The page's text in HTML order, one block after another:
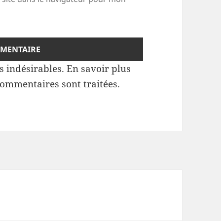
indésirables.En savoir plus
sont traitées.